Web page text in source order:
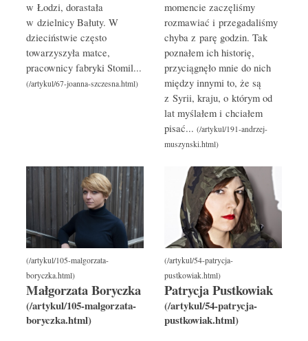
w Łodzi, dorastała
w dzielnicy Bałuty. W
dzieciństwie często
towarzyszyła matce,
pracownicy fabryki Stomil...
momencie zaczęliśmy
rozmawiać i przegadaliśmy
chyba z parę godzin. Tak
poznałem ich historię,
przyciągnęło mnie do nich
między innymi to, że są
z Syrii, kraju, o którym od
lat myślałem i chciałem
pisać...
Małgorzata Boryczka Patrycja Pustkowiak